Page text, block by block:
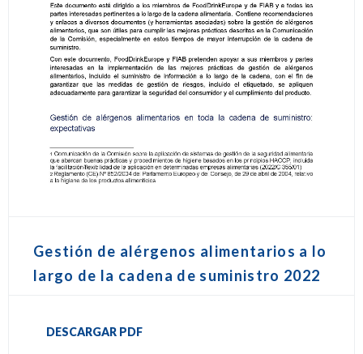
Gestión de alérgenos alimentarios a lo
largo de la cadena de suministro 2022
DESCARGAR PDF